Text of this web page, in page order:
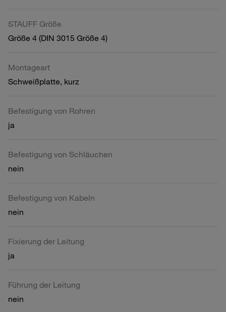
STAUFF Größe
Größe 4 (DIN 3015 Größe 4)
Montageart
Schweißplatte, kurz
Befestigung von Rohren
ja
Befestigung von Schläuchen
nein
Befestigung von Kabeln
nein
Fixierung der Leitung
ja
Führung der Leitung
nein